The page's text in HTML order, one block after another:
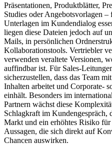
Präsentationen, Produktblätter,
Studies oder Angebotsvorlagen –
Unterlagen im Kundendialog
liegen diese Dateien jedoch auf
Mails, in persönlichen
Kollaborationstools. Vertriebler
verwenden veraltete Versionen,
auffindbar ist. Für Sales-
sicherzustellen, dass das Team
Inhalten arbeitet und Corporate-
einhält. Besonders im
Partnern wächst diese
Schlagkraft im Kundengespräch,
Markt und ein erhöhtes Risiko
Aussagen, die sich direkt auf
Chancen auswirken.